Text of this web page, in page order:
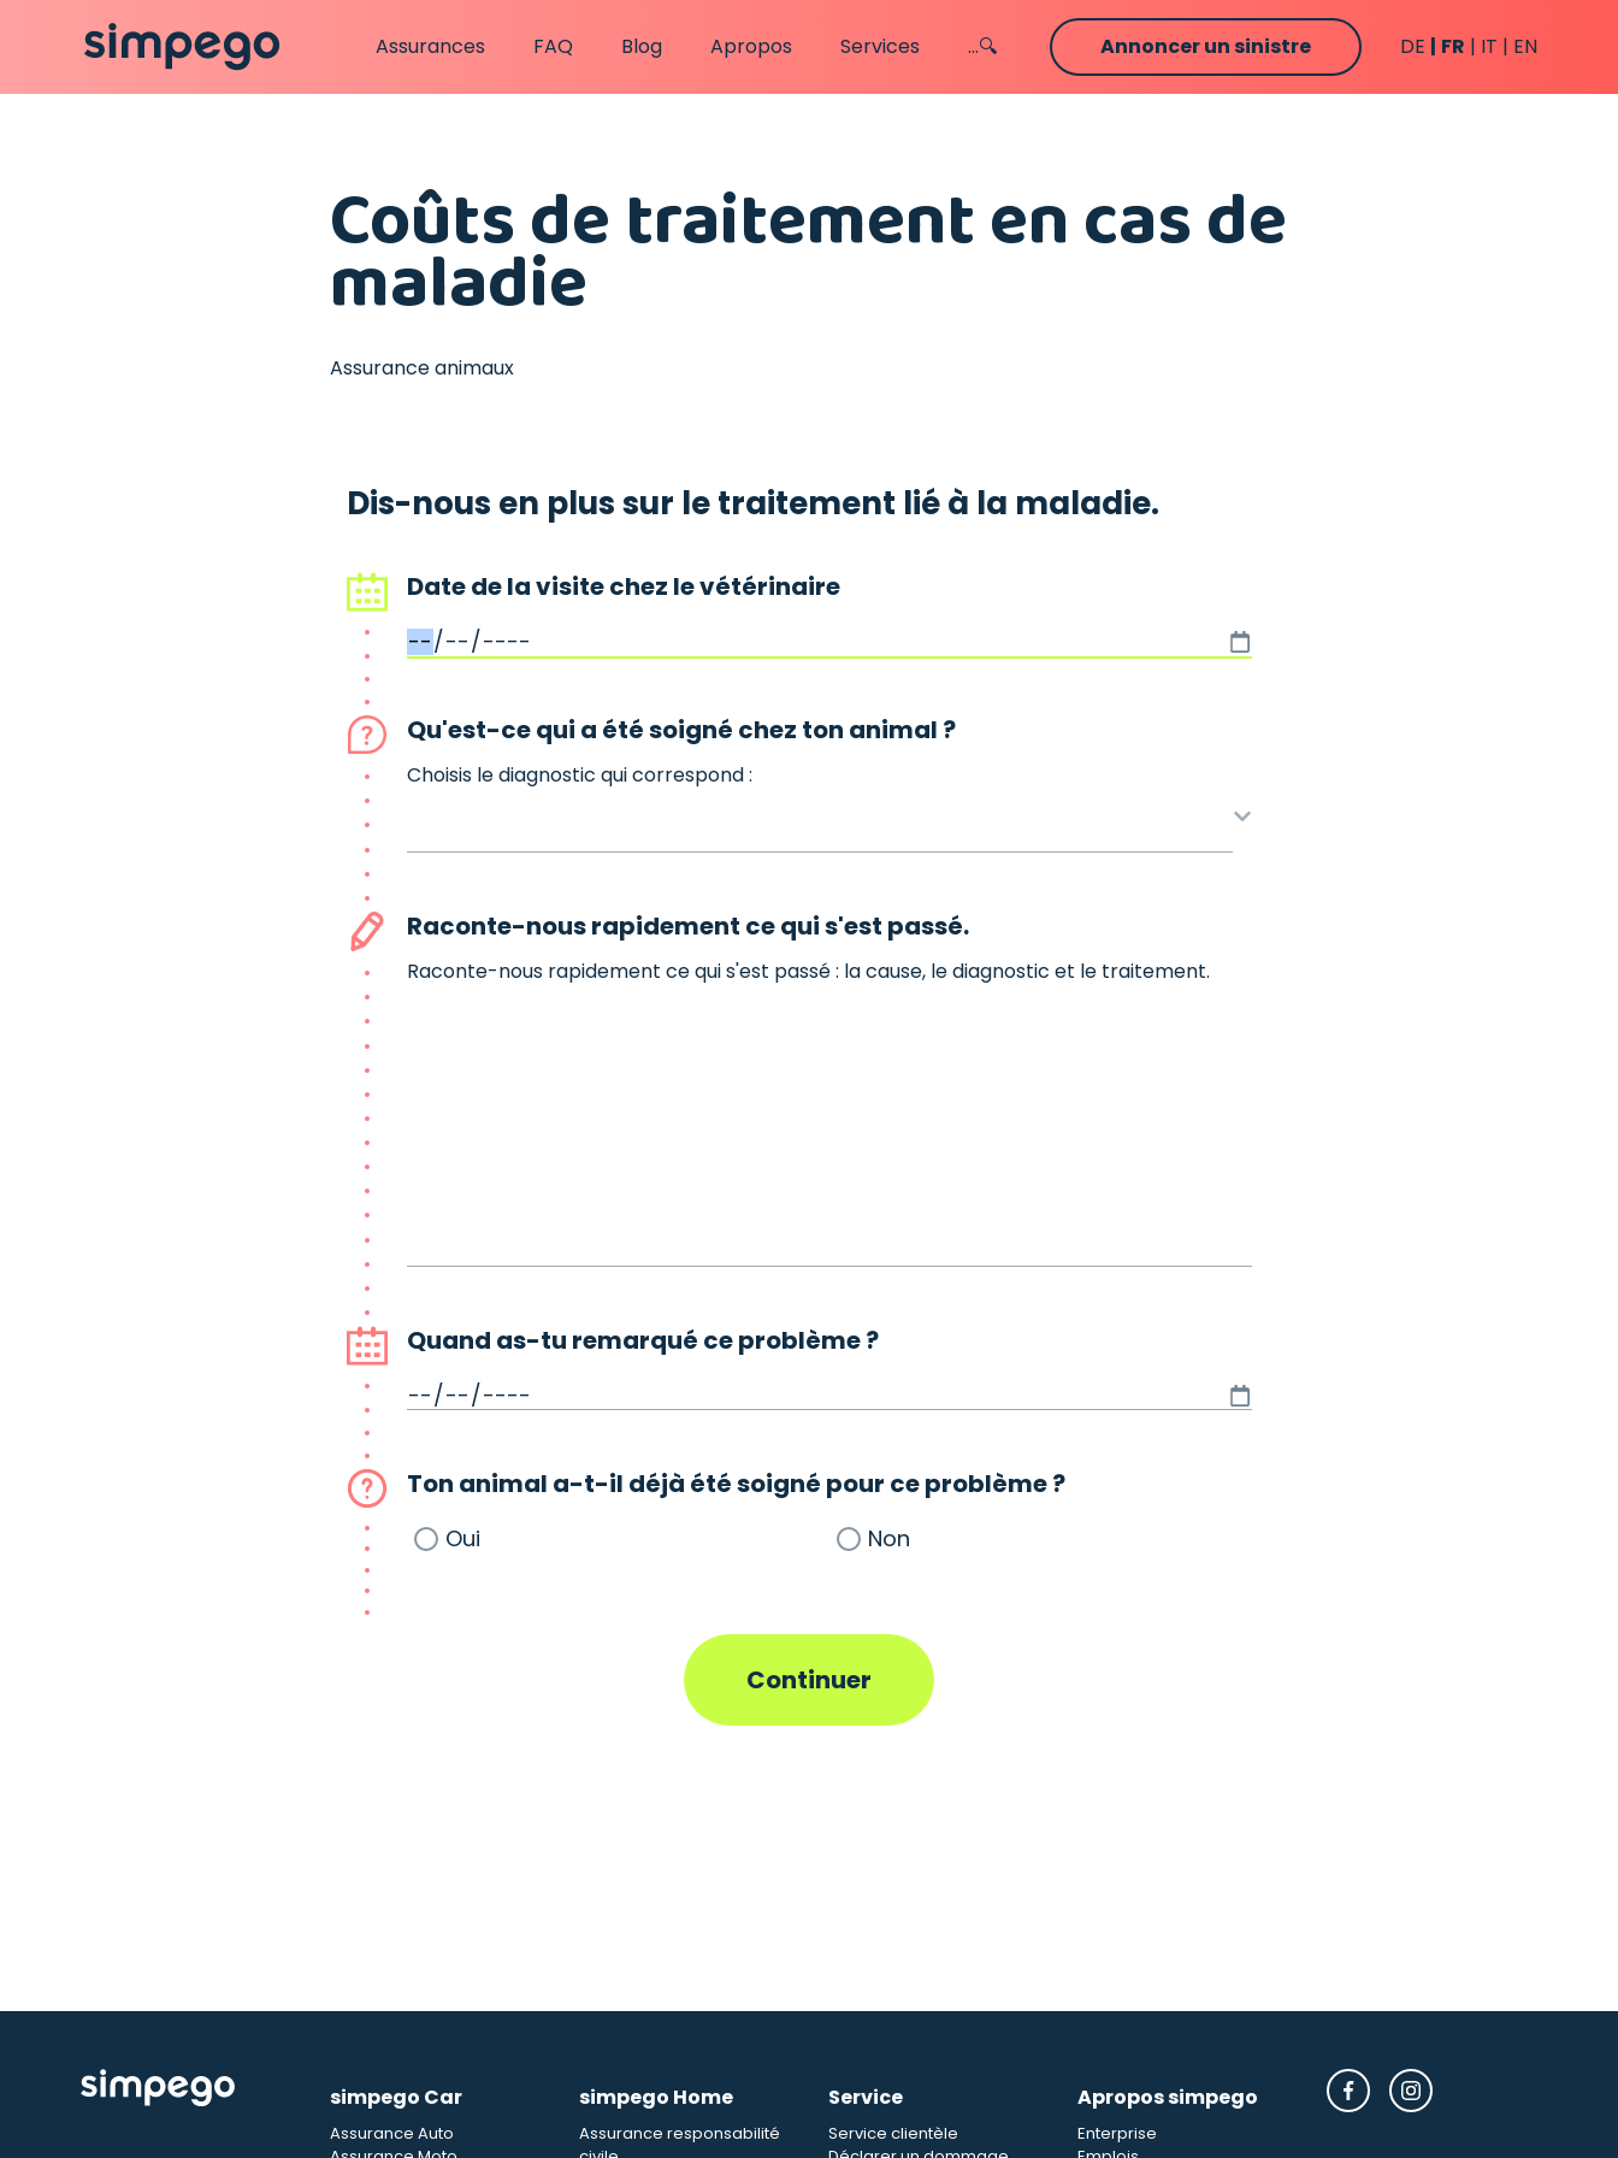
Assurances FAQ Blog Apropos Services ...🔍 Annoncer un sinistre DE FR IT EN
Coûts de traitement en cas de
maladie
Assurance animaux
simpego Car
Assurance Auto
simpego Home
Assurance responsabilité
Service
Service clientèle
Apropos simpego
Enterprise